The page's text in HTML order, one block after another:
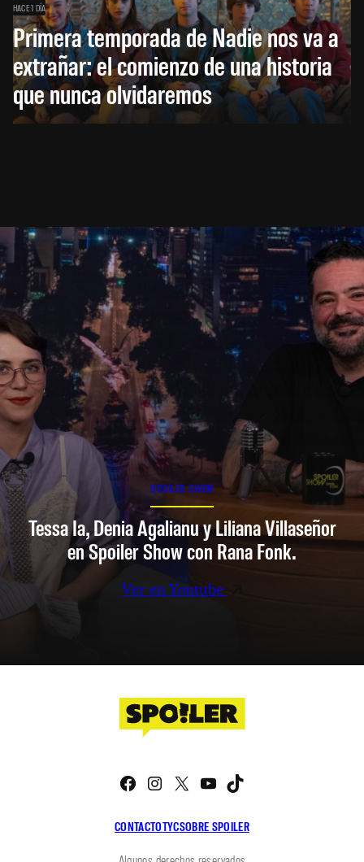
HACE 1 DÍA
Primera temporada de Nadie nos va a
extrañar: el comienzo de una historia
que nunca olvidaremos
SPOILER SHOW
Tessa Ia, Denia Agalianu y Liliana Villaseñor
en Spoiler Show con Rana Fonk.
Ver en Youtube
CONTACTOTYCSOBRE SPOILER
Facebook
Instagram
X YouTube